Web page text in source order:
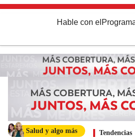
Hable con el
Salud y algo más Tendencias